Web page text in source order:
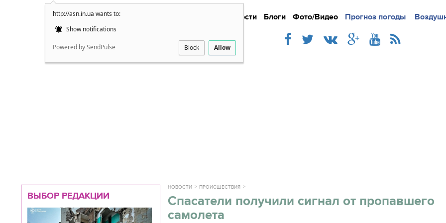
http://asn.in.ua wants to:
Show notifications
Powered by SendPulse Block Allow
Новости Блоги Фото/Видео Прогноз погоды
Подробно Новости
ВЫБОР РЕДАКЦИИ
НОВОСТИ ПРОИСШЕСТВИЯ
Спасатели получили сигнал от пропавшего
самолета